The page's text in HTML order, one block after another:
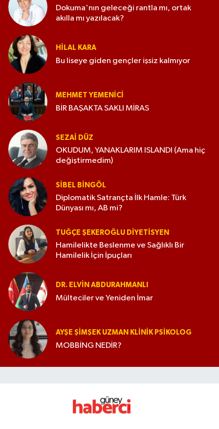
Dokuma'nın geleceği rantla mı, ortak
akılla mı yazılacak?
HILAL KARA
Bu liseye giden gençler işsiz kalmıyor
MEHMET YEMENICI
BİR BAŞAKTA SAKLI MİRAS
SEZAI DÜZ
OKUDUM, YANAKLARIM ISLANDI (Ama hiç
değiştirmedim)
SIBEL BINGÖL
Diplomatik Satrançta İlk Hamle: Türk
Dünyası mı, AB mi?
TUĞÇE ŞEKEROĞLU DIYETISYEN
Hamilelikte Beslenme ve Sağlıklı Bir
Hamilelik İçin İpuçları
DR. ELVIN ABDURAHMANLI
Mülteciler ve Yeniden İmar
AYŞE ŞIMŞEK UZMAN KLINIK PSIKOLOG
MOBBİNG NEDİR?